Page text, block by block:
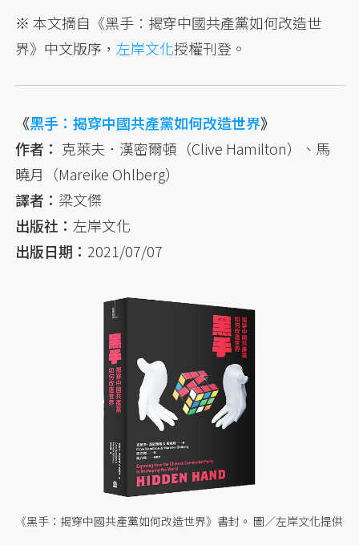
※ 本文摘自《黑手：揭穿中國共產黨如何改造世
界》中文版序， 左岸文化授權刊登。
《黑手：揭穿中國共產黨如何改造世界》
作者： 克萊夫．漢密爾頓（Clive Hamilton）、馬
曉月（Mareike Ohlberg）
譯者： 梁文傑
出版社： 左岸文化
出版日期： 2021/07/07
《黑手：揭穿中國共產黨如何改造世界》書封。 圖／左岸文化提供